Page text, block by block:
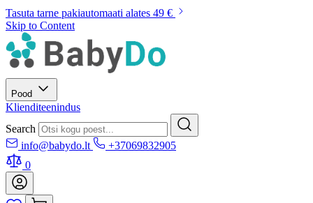
Tasuta tarne pakiautomaati alates 49 €
Skip to Content
Pood
Klienditeenindus
Search
info@babydo.lt
+37069832905
0